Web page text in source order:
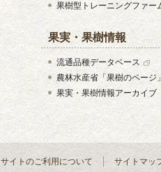
果樹型トレーニングファー
果実・果樹情報
流通品種データベース
農林水産省「果樹のページ
果実・果樹情報アーカイブ
サイトのご利用について サイトマッ